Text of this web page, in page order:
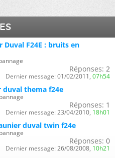
Duval F24E : bruits en
Réponses: 2
Dernier message: 01/02/2011, 07h54
duval thema f24e
Réponses: 1
Dernier message: 23/04/2010, 18h01
duval twin f24e
Réponses: 0
Dernier message: 26/08/2008, 10h21